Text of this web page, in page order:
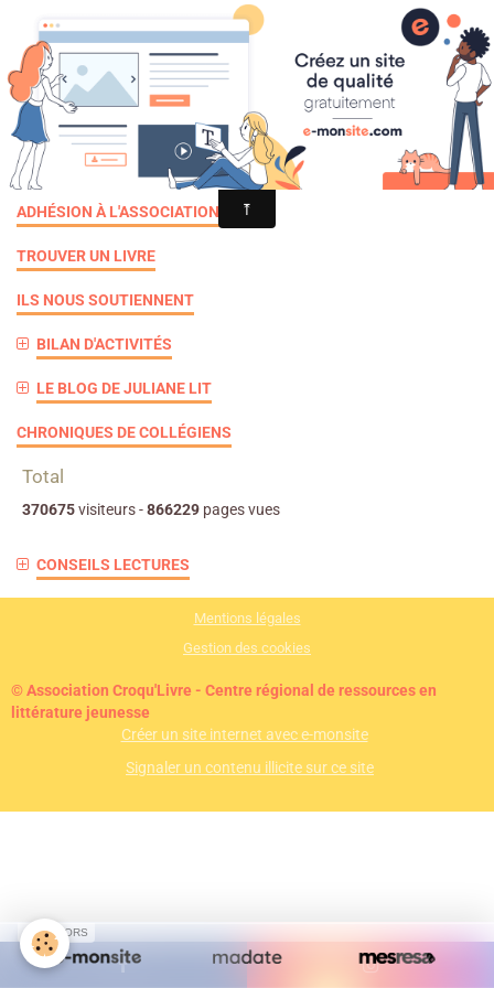
Croqu'livre
lecture
ADHÉSION À L'ASSOCIATION
TROUVER UN LIVRE
ILS NOUS SOUTIENNENT
BILAN D'ACTIVITÉS
LE BLOG DE JULIANE LIT
CHRONIQUES DE COLLÉGIENS
Total
370675visiteurs -866229 pages vues
CONSEILS LECTURES
Mentions légales
Gestion des cookies
© Association Croqu'Livre - Centre régional de ressources en
littérature jeunesse
Créer un site internet avec e-monsite
Signaler un contenu illicite sur ce site
SPONSORS